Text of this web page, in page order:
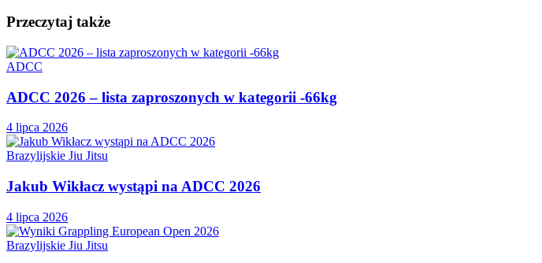
Przeczytaj także
ADCC
ADCC 2026 – lista zaproszonych w kategorii -66kg
4 lipca 2026
Brazylijskie Jiu Jitsu
Jakub Wikłacz wystąpi na ADCC 2026
4 lipca 2026
Brazylijskie Jiu Jitsu